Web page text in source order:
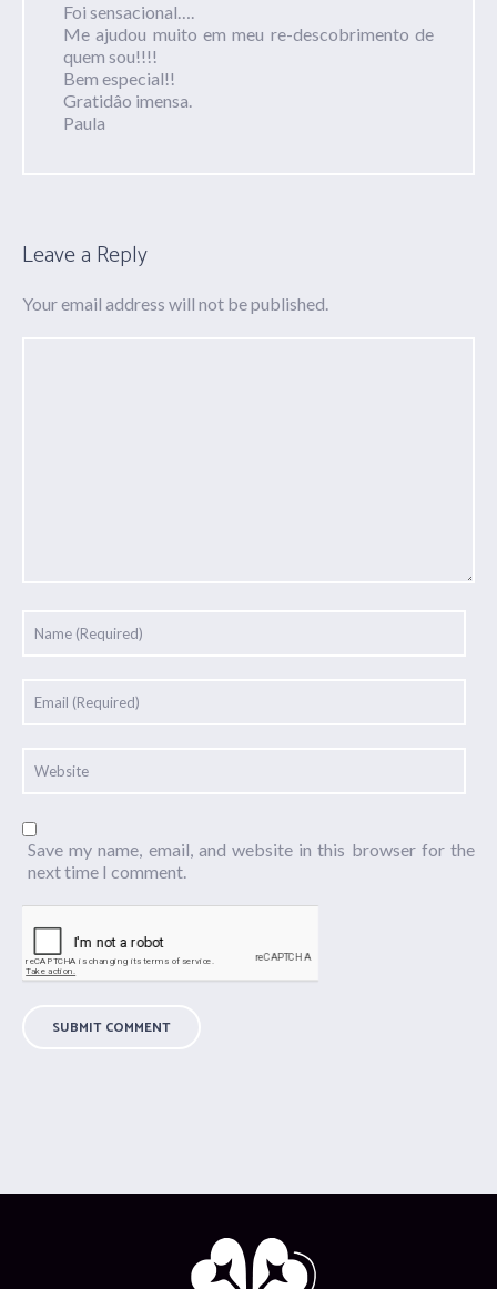
Foi sensacional….
Me ajudou muito em meu re-descobrimento de
quem sou!!!!
Bem especial!!
Gratidâo imensa.
Paula
Leave a Reply
Your email address will not be published.
Save my name, email, and website in this browser for the
next time I comment.